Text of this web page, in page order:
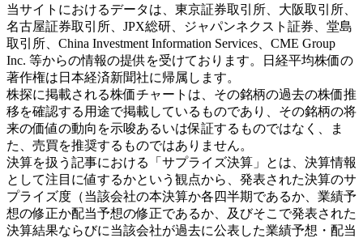
当サイトにおけるデータは、東京証券取引所、大阪取引所、
名古屋証券取引所、JPX総研、ジャパンネクスト証券、堂島
取引所、China Investment Information Services、CME Group
Inc. 等からの情報の提供を受けております。日経平均株価の
著作権は日本経済新聞社に帰属します。
株探に掲載される株価チャートは、その銘柄の過去の株価推
移を確認する用途で掲載しているものであり、その銘柄の将
来の価値の動向を示唆あるいは保証するものではなく、ま
た、売買を推奨するものではありません。
決算を扱う記事における「サプライズ決算」とは、決算情報
として注目に値するかという観点から、発表された決算のサ
プライズ度（当該会社の本決算か各四半期であるか、業績予
想の修正か配当予想の修正であるか、及びそこで発表された
決算結果ならびに当該会社が過去に公表した業績予想・配当